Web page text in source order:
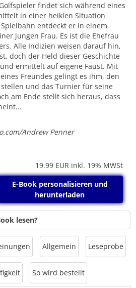
findet sich während eines
in einer heiklen Situation
entdeckt er in einem
jungen Frau. Es ist die Ehefrau
Alle Indizien weisen darauf hin,
doch der Held dieser Geschichte
ermittelt auf eigene Faust. Mit
Freundes gelingt es ihm, den
und das Turnier für seine
am Ende stellt sich heraus, dass
Andrew Penner
19.99 EUR inkl. 19% MWSt
E-Book personalisieren und
herunterladen
lesen?
Allgemein Leseprobe
So wird bestellt